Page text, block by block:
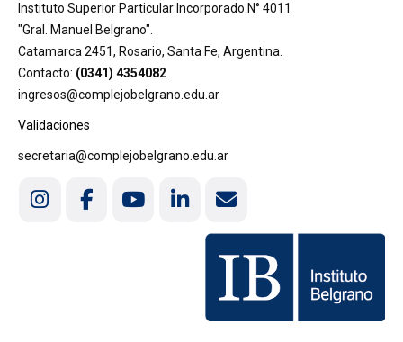
Instituto Superior Particular Incorporado N° 4011
"Gral. Manuel Belgrano".
Catamarca 2451, Rosario, Santa Fe, Argentina.
Contacto: (0341) 4354082
ingresos@complejobelgrano.edu.ar
Validaciones
secretaria@complejobelgrano.edu.ar